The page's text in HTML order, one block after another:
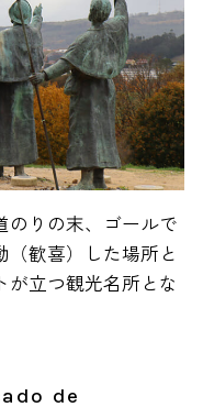
のりの末、ゴールで
（歓喜）した場所と
が立つ観光名所とな
de